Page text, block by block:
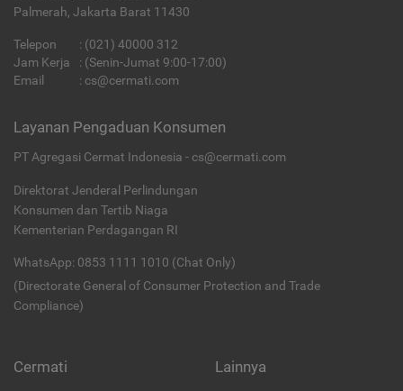
Palmerah, Jakarta Barat 11430
Telepon : (021) 40000 312
Jam Kerja
: (Senin-Jumat 9:00-17:00)
Email
: cs@cermati.com
Layanan Pengaduan Konsumen
PT Agregasi Cermat Indonesia - cs@cermati.com
Direktorat Jenderal Perlindungan
Konsumen dan Tertib Niaga
Kementerian Perdagangan RI
WhatsApp: 0853 1111 1010 (Chat Only)
(Directorate General of Consumer Protection and Trade
Compliance)
Cermati Lainnya